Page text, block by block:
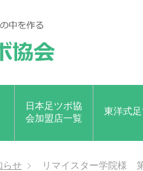
日本足ツボ協
会加盟店一覧
東洋式
らせ リマイスター学院様